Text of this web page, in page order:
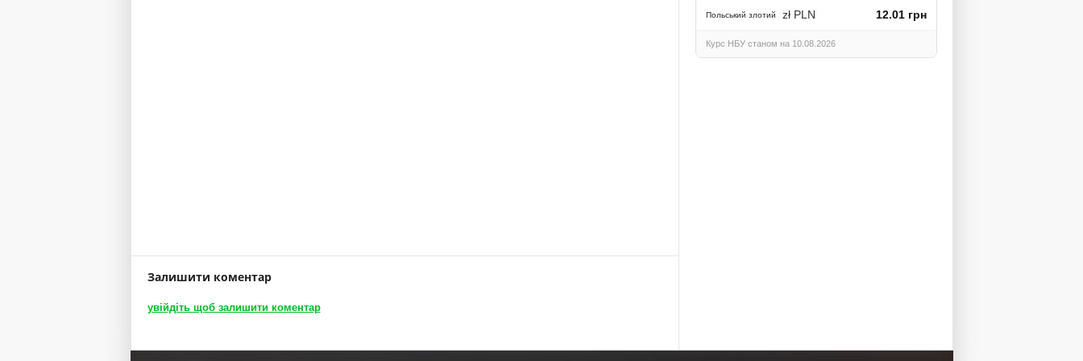
Залишити коментар
увійдіть щоб залишити коментар
Польський злотий zł PLN 12.01 грн
Курс НБУ станом на 10.08.2026